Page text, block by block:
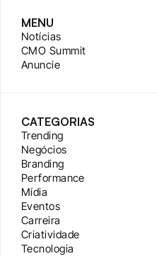
MENU
Notícias
CMO Summit
Anuncie
CATEGORIAS
Trending
Negócios
Branding
Performance
Mídia
Eventos
Carreira
Criatividade
Tecnologia